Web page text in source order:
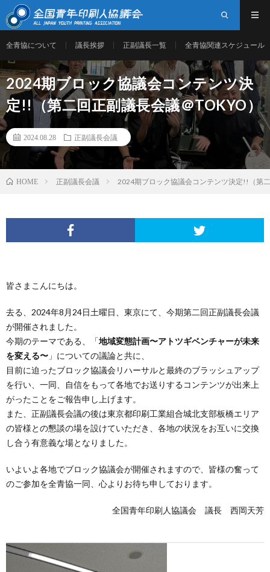
全青協について 議長挨拶 正副議長一覧 全青協関連スケジュール
2024期ブロック協議会コンテンツ決
定!!（第二回正副議長会議＠TOKYO）
2024.08.28 正副議長会議
HOME 正副議長会議 2024期ブロック協議会コンテンツ決定!!（第
皆さまこんにちは。
去る、2024年8月24日土曜日、東京にて、今期第二回正副議長会議
が開催されました。
今期のテーマである、「地域変態計画〜アトツギベンチャーが未来
を変える〜 」についての議論と共に、
目前に迫ったブロック協議会リハーサルと最終のブラッシュアップ
を行い、一同、自信をもって各地でお送りするコンテンツが出来上
がったことをご報告申し上げます。
また、正副議長会議の後は東京都印刷工業組合城北支部板橋エリア
の皆様との懇談の場を設けていただき、各地の状況をお互いに交換
し合う有意義な場となりました。
いよいよ各地でブロック協議会が開催されますので、皆様の奮って
のご参加を全青協一同、心よりお待ち申しております。
全国青年印刷人協議会 議長 西岡天芳